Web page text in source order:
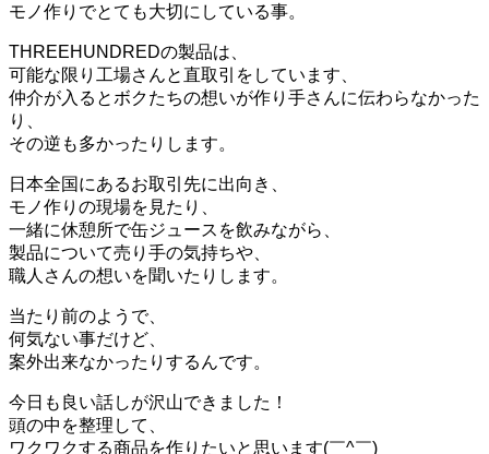
モノ作りでとても大切にしている事。
THREEHUNDREDの製品は、
可能な限り工場さんと直取引をしています、
仲介が入るとボクたちの想いが作り手さんに伝わらなかった
り、
その逆も多かったりします。
日本全国にあるお取引先に出向き、
モノ作りの現場を見たり、
一緒に休憩所で缶ジュースを飲みながら、
製品について売り手の気持ちや、
職人さんの想いを聞いたりします。
当たり前のようで、
何気ない事だけど、
案外出来なかったりするんです。
今日も良い話しが沢山できました！
頭の中を整理して、
ワクワクする商品を作りたいと思います(￣^￣)ゞ